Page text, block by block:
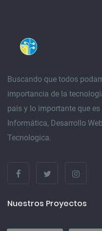
Buscando que todos
importancia de la
pais y lo importante que
Informática, Desarrollo
Tecnologica.
Nuestros Proyectos